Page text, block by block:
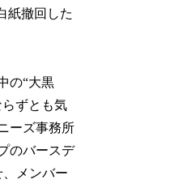
紙撤回した
の“大黒
ずとも気
ーズ事務所
のバースデ
メンバー